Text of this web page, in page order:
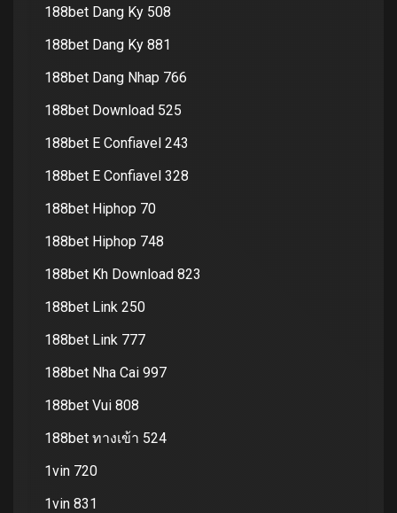
188bet Dang Ky 508
188bet Dang Ky 881
188bet Dang Nhap 766
188bet Download 525
188bet E Confiavel 243
188bet E Confiavel 328
188bet Hiphop 70
188bet Hiphop 748
188bet Kh Download 823
188bet Link 250
188bet Link 777
188bet Nha Cai 997
188bet Vui 808
188bet ทางเข้า 524
1vin 720
1vin 831